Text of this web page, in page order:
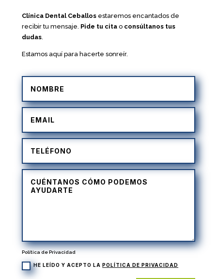
Clínica Dental Ceballosestaremos encantados de
recibir tu mensaje. Pide tu citao consúltanos tus
dudas.
Estamos aquí para hacerte sonreír.
Política de Privacidad
HE LEÍDO Y ACEPTO LA POLÍTICA DE PRIVACIDAD